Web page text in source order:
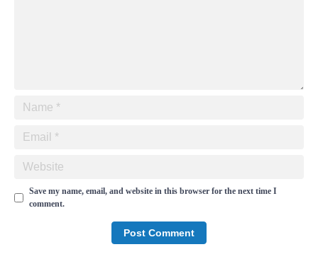
Save my name, email, and website in this browser for the next time I
comment.